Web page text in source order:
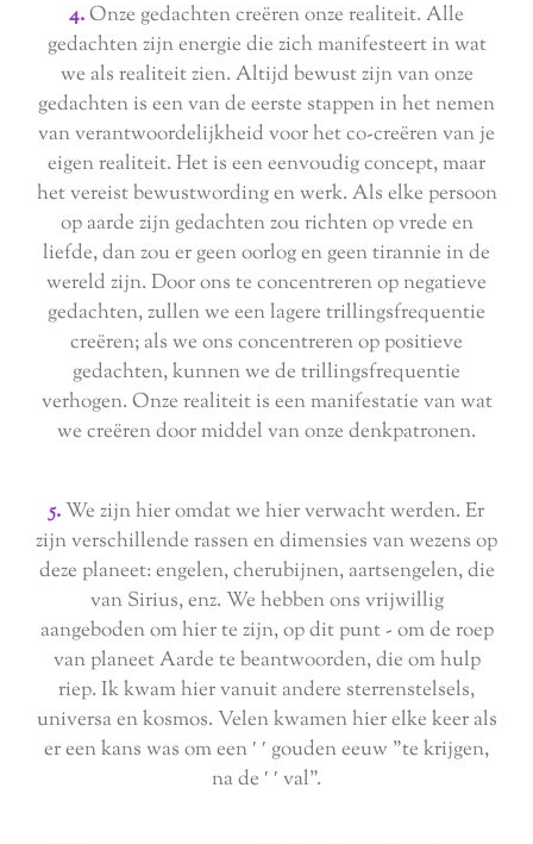
4.Onze gedachten creëren onze realiteit. Alle
gedachten zijn energie die zich manifesteert in wat
we als realiteit zien. Altijd bewust zijn van onze
gedachten is een van de eerste stappen in het nemen
van verantwoordelijkheid voor het co-creëren van je
eigen realiteit. Het is een eenvoudig concept, maar
het vereist bewustwording en werk. Als elke persoon
op aarde zijn gedachten zou richten op vrede en
liefde, dan zou er geen oorlog en geen tirannie in de
wereld zijn. Door ons te concentreren op negatieve
gedachten, zullen we een lagere trillingsfrequentie
creëren; als we ons concentreren op positieve
gedachten, kunnen we de trillingsfrequentie
verhogen. Onze realiteit is een manifestatie van wat
we creëren door middel van onze denkpatronen.
5.We zijn hier omdat we hier verwacht werden. Er
zijn verschillende rassen en dimensies van wezens op
deze planeet: engelen, cherubijnen, aartsengelen, die
van Sirius, enz. We hebben ons vrijwillig
aangeboden om hier te zijn, op dit punt - om de roep
van planeet Aarde te beantwoorden, die om hulp
riep. Ik kwam hier vanuit andere sterrenstelsels,
universa en kosmos. Velen kwamen hier elke keer als
er een kans was om een ′ ′ gouden eeuw "te krijgen,
na de ′ ′ val".